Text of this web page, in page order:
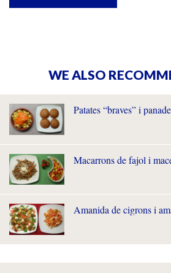
WE ALSO
Patates “braves” i
Macarrons de fajol i
Amanida de cigrons i